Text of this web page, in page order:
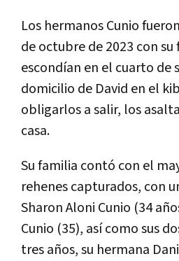
Los hermanos Cunio
de octubre de 2023 con
escondían en el cuarto de
domicilio de David en el
obligarlos a salir, los
casa.
Su familia contó con el
rehenes capturados, con
Sharon Aloni Cunio (34
Cunio (35), así como sus
tres años, su hermana